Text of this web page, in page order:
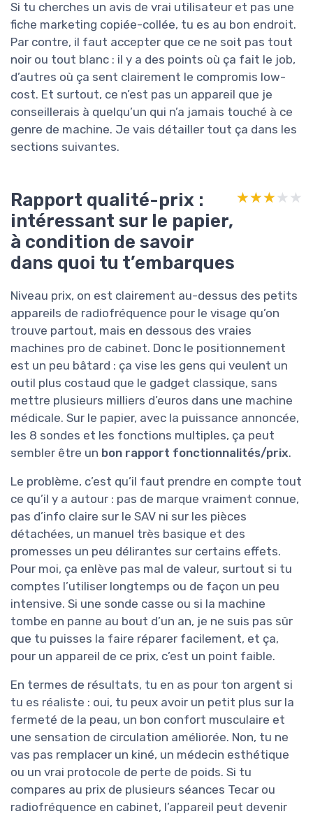
Si tu cherches un avis de vrai utilisateur et pas une
fiche marketing copiée-collée, tu es au bon endroit.
Par contre, il faut accepter que ce ne soit pas tout
noir ou tout blanc : il y a des points où ça fait le job,
d’autres où ça sent clairement le compromis low-
cost. Et surtout, ce n’est pas un appareil que je
conseillerais à quelqu’un qui n’a jamais touché à ce
genre de machine. Je vais détailler tout ça dans les
sections suivantes.
Rapport qualité-prix :
intéressant sur le papier,
à condition de savoir
dans quoi tu t’embarques
★★★★★
★★★★★
Niveau prix, on est clairement au-dessus des petits
appareils de radiofréquence pour le visage qu’on
trouve partout, mais en dessous des vraies
machines pro de cabinet. Donc le positionnement
est un peu bâtard : ça vise les gens qui veulent un
outil plus costaud que le gadget classique, sans
mettre plusieurs milliers d’euros dans une machine
médicale. Sur le papier, avec la puissance annoncée,
les 8 sondes et les fonctions multiples, ça peut
sembler être un bon rapport fonctionnalités/prix.
Le problème, c’est qu’il faut prendre en compte tout
ce qu’il y a autour : pas de marque vraiment connue,
pas d’info claire sur le SAV ni sur les pièces
détachées, un manuel très basique et des
promesses un peu délirantes sur certains effets.
Pour moi, ça enlève pas mal de valeur, surtout si tu
comptes l’utiliser longtemps ou de façon un peu
intensive. Si une sonde casse ou si la machine
tombe en panne au bout d’un an, je ne suis pas sûr
que tu puisses la faire réparer facilement, et ça,
pour un appareil de ce prix, c’est un point faible.
En termes de résultats, tu en as pour ton argent si
tu es réaliste : oui, tu peux avoir un petit plus sur la
fermeté de la peau, un bon confort musculaire et
une sensation de circulation améliorée. Non, tu ne
vas pas remplacer un kiné, un médecin esthétique
ou un vrai protocole de perte de poids. Si tu
compares au prix de plusieurs séances Tecar ou
radiofréquence en cabinet, l’appareil peut devenir